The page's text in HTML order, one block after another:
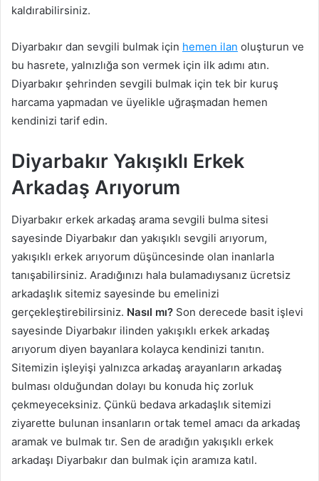
kaldırabilirsiniz.
Diyarbakır dan sevgili bulmak için hemen ilan oluşturun ve
bu hasrete, yalnızlığa son vermek için ilk adımı atın.
Diyarbakır şehrinden sevgili bulmak için tek bir kuruş
harcama yapmadan ve üyelikle uğraşmadan hemen
kendinizi tarif edin.
Diyarbakır Yakışıklı Erkek
Arkadaş Arıyorum
Diyarbakır erkek arkadaş arama sevgili bulma sitesi
sayesinde Diyarbakır dan yakışıklı sevgili arıyorum,
yakışıklı erkek arıyorum düşüncesinde olan inanlarla
tanışabilirsiniz. Aradığınızı hala bulamadıysanız ücretsiz
arkadaşlık sitemiz sayesinde bu emelinizi
gerçekleştirebilirsiniz. Nasıl mı? Son derecede basit işlevi
sayesinde Diyarbakır ilinden yakışıklı erkek arkadaş
arıyorum diyen bayanlara kolayca kendinizi tanıtın.
Sitemizin işleyişi yalnızca arkadaş arayanların arkadaş
bulması olduğundan dolayı bu konuda hiç zorluk
çekmeyeceksiniz. Çünkü bedava arkadaşlık sitemizi
ziyarette bulunan insanların ortak temel amacı da arkadaş
aramak ve bulmak tır. Sen de aradığın yakışıklı erkek
arkadaşı Diyarbakır dan bulmak için aramıza katıl.